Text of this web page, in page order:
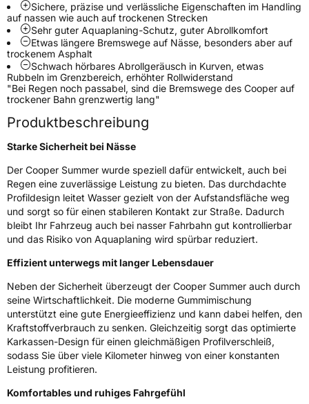
SchlauchtypTL
ZustandNeureifen
Elektro Ja
EU Label
EffizienzC
NasshaftungB
Rollgeräusch (Klasse)B
C1
3PMSF / Schneeflockensymbol / Alpine-SymbolNein
EisgripNein
EPREL ID 2480897
Allgemeine Produktsicherheit (GPSR)
Sichere, präzise und verlässliche Eigenschaften im Handling
auf nassen wie auch auf trockenen Strecken
Sehr guter Aquaplaning-Schutz, guter Abrollkomfort
Etwas längere Bremswege auf Nässe, besonders aber auf
trockenem Asphalt
Schwach hörbares Abrollgeräusch in Kurven, etwas
Rubbeln im Grenzbereich, erhöhter Rollwiderstand
"Bei Regen noch passabel, sind die Bremswege des Cooper auf
trockener Bahn grenzwertig lang"
Produktbeschreibung
Starke Sicherheit bei Nässe
Der Cooper Summer wurde speziell dafür entwickelt, auch bei
Regen eine zuverlässige Leistung zu bieten. Das durchdachte
Profildesign leitet Wasser gezielt von der Aufstandsfläche weg
und sorgt so für einen stabileren Kontakt zur Straße. Dadurch
bleibt Ihr Fahrzeug auch bei nasser Fahrbahn gut kontrollierbar
und das Risiko von Aquaplaning wird spürbar reduziert.
Effizient unterwegs mit langer Lebensdauer
Neben der Sicherheit überzeugt der Cooper Summer auch durch
seine Wirtschaftlichkeit. Die moderne Gummimischung
unterstützt eine gute Energieeffizienz und kann dabei helfen, den
Kraftstoffverbrauch zu senken. Gleichzeitig sorgt das optimierte
Karkassen-Design für einen gleichmäßigen Profilverschleiß,
sodass Sie über viele Kilometer hinweg von einer konstanten
Leistung profitieren.
Komfortables und ruhiges Fahrgefühl